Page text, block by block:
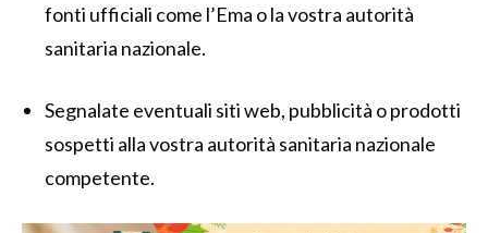
fonti ufficiali come l’Ema o la vostra autorità
sanitaria nazionale.
Segnalate eventuali siti web, pubblicità o prodotti
sospetti alla vostra autorità sanitaria nazionale
competente.